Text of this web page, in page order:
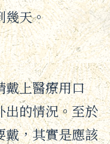
幾天。
戴上醫療用口
出的情況。至於
戴，其實是應該